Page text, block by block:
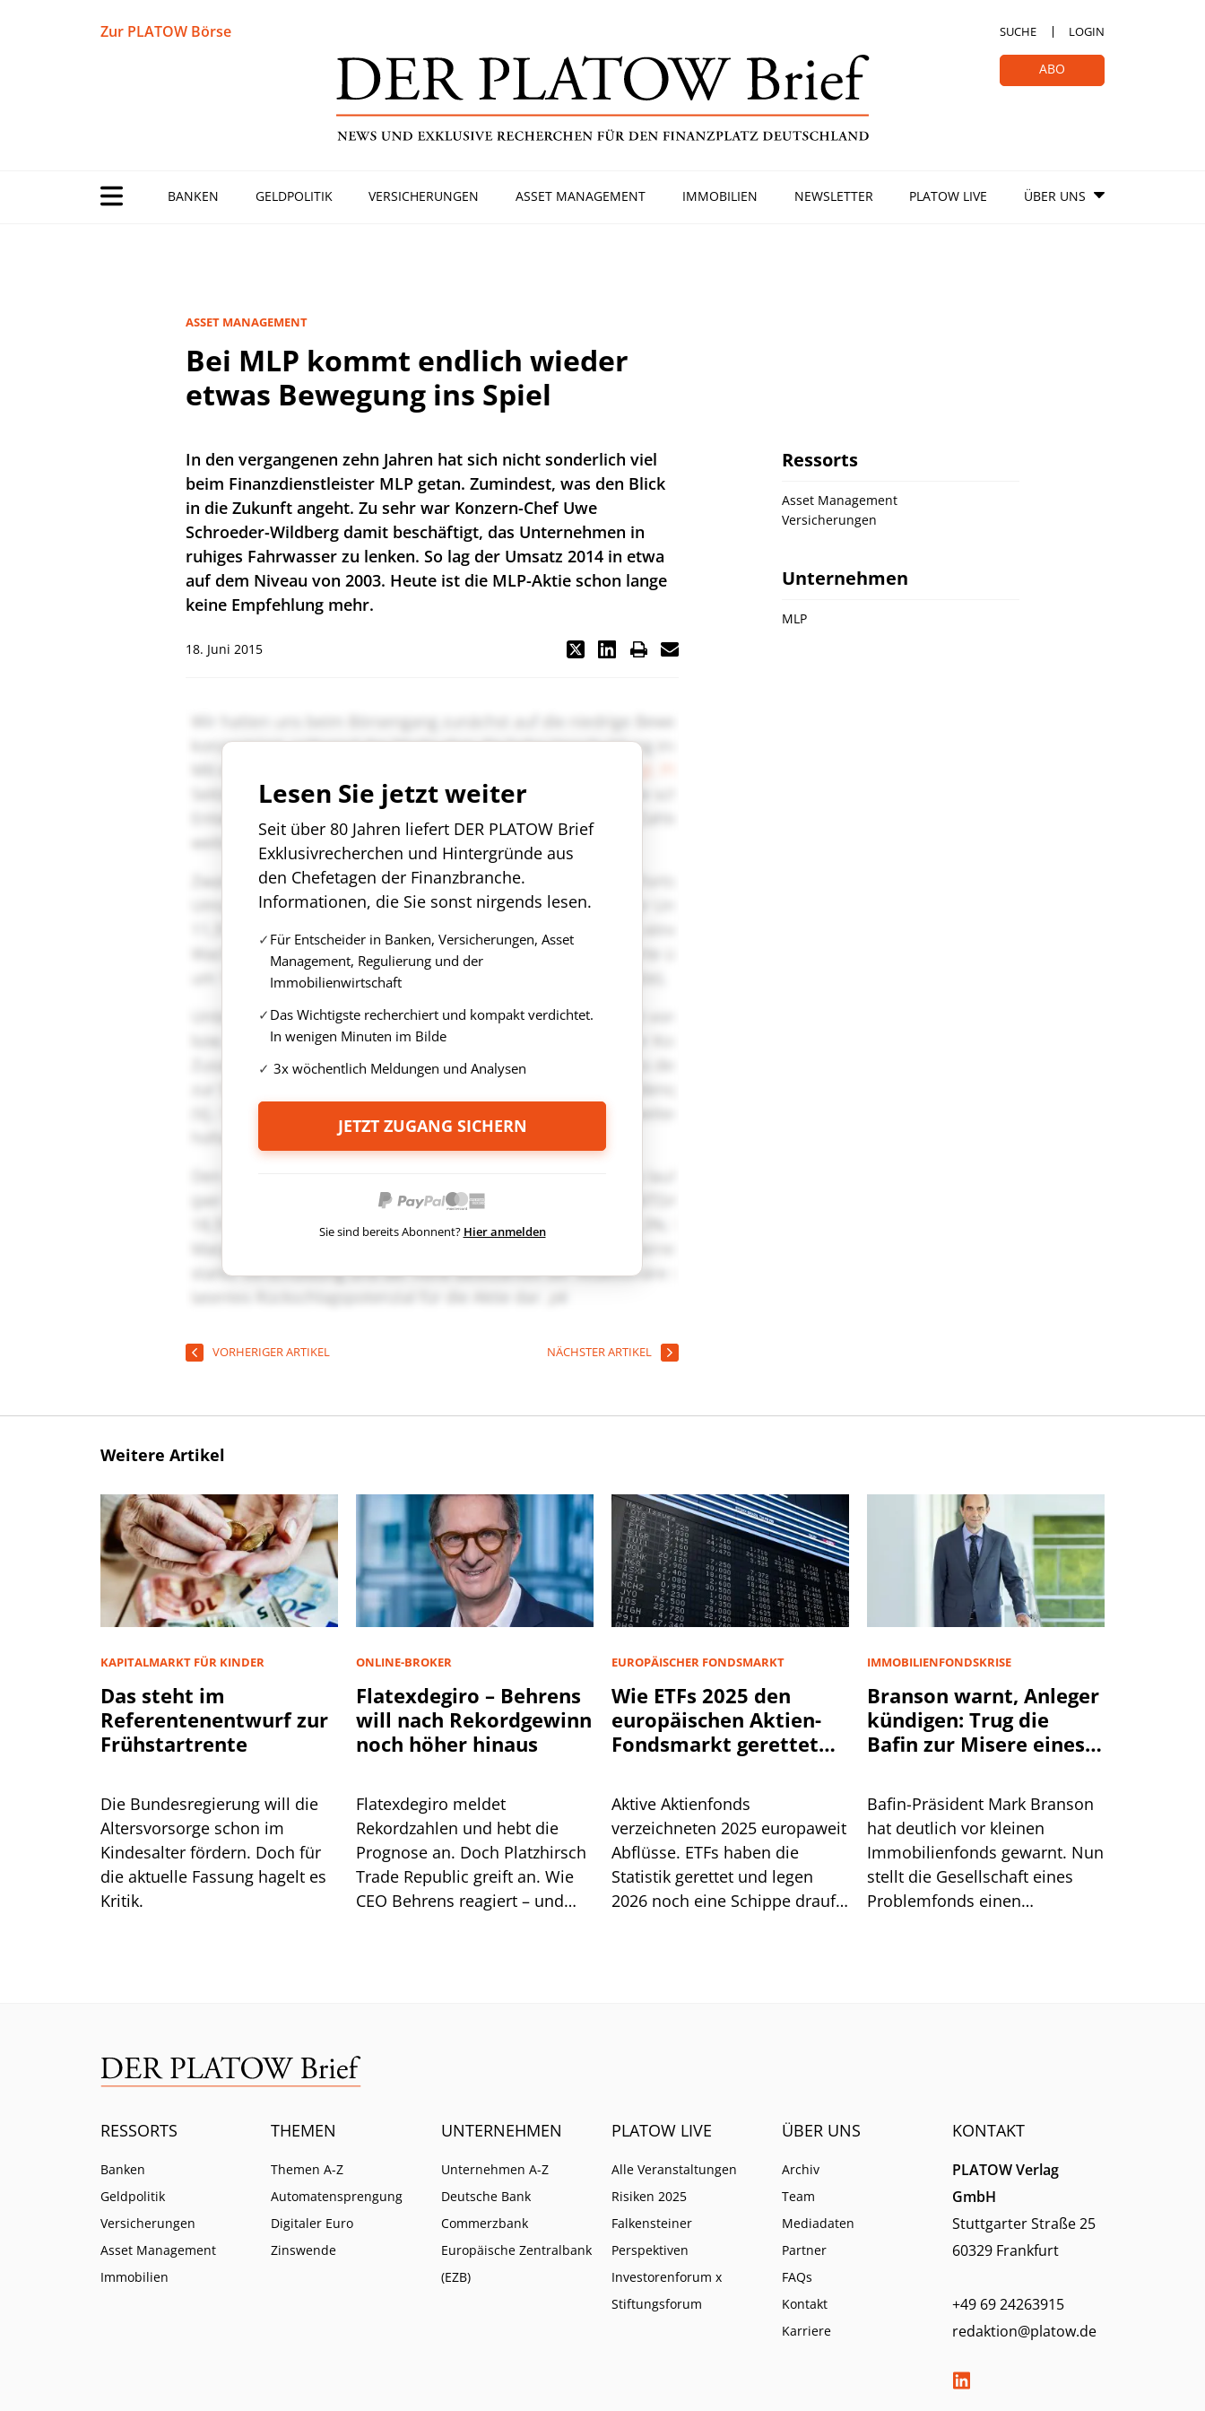
Zur PLATOW Börse SUCHE LOGIN
ABO
BANKEN GELDPOLITIK VERSICHERUNGEN ASSET MANAGEMENT IMMOBILIEN NEWSLETTER PLATOW LIVE ÜBER UNS
ASSET MANAGEMENT
Bei MLP kommt endlich wieder
etwas Bewegung ins Spiel
In den vergangenen zehn Jahren hat sich nicht sonderlich viel
beim Finanzdienstleister MLP getan. Zumindest, was den Blick
in die Zukunft angeht. Zu sehr war Konzern-Chef Uwe
Schroeder-Wildberg damit beschäftigt, das Unternehmen in
ruhiges Fahrwasser zu lenken. So lag der Umsatz 2014 in etwa
auf dem Niveau von 2003. Heute ist die MLP-Aktie schon lange
keine Empfehlung mehr.
18. Juni 2015
Lesen Sie jetzt weiter
Seit über 80 Jahren liefert DER PLATOW Brief
Exklusivrecherchen und Hintergründe aus
den Chefetagen der Finanzbranche.
Informationen, die Sie sonst nirgends lesen.
Für Entscheider in Banken, Versicherungen, Asset
Management, Regulierung und der
Immobilienwirtschaft
Das Wichtigste recherchiert und kompakt verdichtet.
In wenigen Minuten im Bilde
3x wöchentlich Meldungen und Analysen
JETZT ZUGANG SICHERN
Sie sind bereits Abonnent? Hier anmelden
VORHERIGER ARTIKEL NÄCHSTER ARTIKEL
Ressorts
Asset Management
Versicherungen
Unternehmen
MLP
Weitere Artikel
KAPITALMARKT FÜR KINDER
Das steht im
Referentenentwurf zur
Frühstartrente
Die Bundesregierung will die
Altersvorsorge schon im
Kindesalter fördern. Doch für
die aktuelle Fassung hagelt es
Kritik.
ONLINE-BROKER
Flatexdegiro – Behrens
will nach Rekordgewinn
noch höher hinaus
Flatexdegiro meldet
Rekordzahlen und hebt die
Prognose an. Doch Platzhirsch
Trade Republic greift an. Wie
CEO Behrens reagiert – und
EUROPÄISCHER FONDSMARKT
Wie ETFs 2025 den
europäischen Aktien-
Fondsmarkt gerettet
Aktive Aktienfonds
verzeichneten 2025 europaweit
Abflüsse. ETFs haben die
Statistik gerettet und legen
2026 noch eine Schippe drauf.
IMMOBILIENFONDSKRISE
Branson warnt, Anleger
kündigen: Trug die
Bafin zur Misere eines
Bafin-Präsident Mark Branson
hat deutlich vor kleinen
Immobilienfonds gewarnt. Nun
stellt die Gesellschaft eines
Problemfonds einen
RESSORTS
Banken
Geldpolitik
Versicherungen
Asset Management
Immobilien
THEMEN
Themen A-Z
Automatensprengung
Digitaler Euro
Zinswende
UNTERNEHMEN
Unternehmen A-Z
Deutsche Bank
Commerzbank
Europäische Zentralbank
(EZB)
PLATOW LIVE
Alle Veranstaltungen
Risiken 2025
Falkensteiner
Perspektiven
Investorenforum x
Stiftungsforum
ÜBER UNS
Archiv
Team
Mediadaten
Partner
FAQs
Kontakt
Karriere
KONTAKT
PLATOW Verlag
GmbH
Stuttgarter Straße 25
60329 Frankfurt
+49 69 24263915
redaktion@platow.de